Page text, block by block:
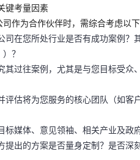
键考量因素
作为合作伙伴时，需综合考虑以下
司在您所处行业是否有成功案例？
？
其过往案例，尤其是与您目标受众
评估将为您服务的核心团队（如
标媒体、意见领袖、相关产业及政
提出的方案是否量身定制？是否深